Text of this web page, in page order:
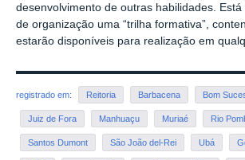
desenvolvimento de outras habilidades.
de organização uma “trilha formativa”,
estarão disponíveis para realização em
registrado em: Reitoria Barbacena Bom
Juiz de Fora Manhuaçu Muriaé Rio
Santos Dumont São João del-Rei Ubá